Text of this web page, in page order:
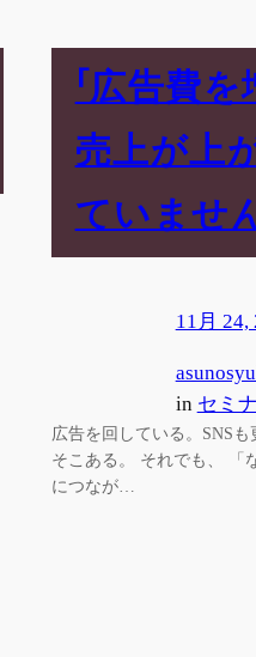
「広告費
売上が上
ていませ
11月 24,
in セミ
広告を回している。SNS
そこある。 それでも、 「
につなが…